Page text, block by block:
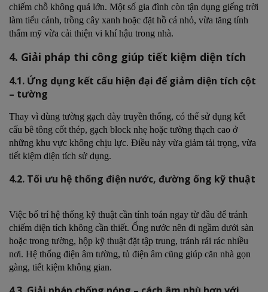
chiếm chỗ không quá lớn. Một số gia đình còn tận dụng giếng trời
làm tiểu cảnh, trồng cây xanh hoặc đặt hồ cá nhỏ, vừa tăng tính
thẩm mỹ vừa cải thiện vi khí hậu trong nhà.
4. Giải pháp thi công giúp tiết kiệm diện tích
4.1. Ứng dụng kết cấu hiện đại để giảm diện tích cột
– tường
Thay vì dùng tường gạch dày truyền thống, có thể sử dụng kết
cấu bê tông cốt thép, gạch block nhẹ hoặc tường thạch cao ở
những khu vực không chịu lực. Điều này vừa giảm tải trọng, vừa
tiết kiệm diện tích sử dụng.
4.2. Tối ưu hệ thống điện nước, đường ống kỹ thuật
Việc bố trí hệ thống kỹ thuật cần tính toán ngay từ đầu để tránh
chiếm diện tích không cần thiết. Ống nước nên đi ngầm dưới sàn
hoặc trong tường, hộp kỹ thuật đặt tập trung, tránh rải rác nhiều
nơi. Hệ thống điện âm tường, tủ điện âm cũng giúp căn nhà gọn
gàng, tiết kiệm không gian.